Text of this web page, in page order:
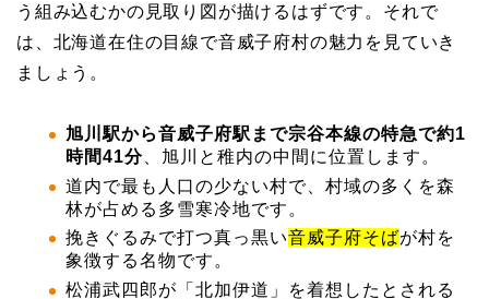
う組み込むかの見取り図が描けるはずです。それで
は、北海道在住の目線で音威子府村の魅力を見ていき
ましょう。
旭川駅から音威子府駅まで宗谷本線の特急で約1
時間41分 、旭川と稚内の中間に位置します。
道内で最も人口の少ない村で、村域の多くを森
林が占める多雪寒冷地です。
挽きぐるみで打つ真っ黒い音威子府そばが村を
象徴する名物です。
松浦武四郎が「北加伊道」を着想したとされる